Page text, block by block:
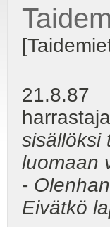
21.8.87
sisällöksi
luomaan
-
Eivätkö